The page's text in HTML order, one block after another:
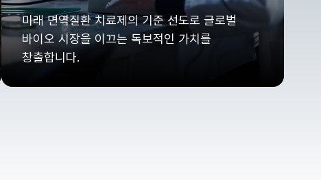
미래 면역질환 치료제의 기준 선도로 글로벌
바이오 시장을 이끄는 독보적인 가치를
창출합니다.